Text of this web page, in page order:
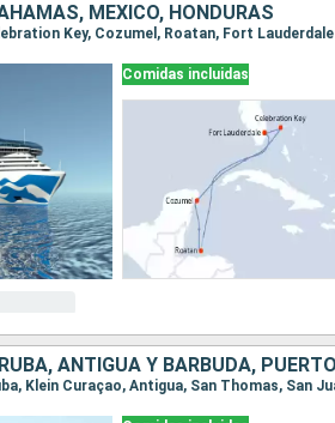
MÉXICO, HONDURAS
Key, Cozumel, Roatan, Fort Lauderdale
Comidas incluidas
ANTIGUA Y BARBUDA,
Klein Curaçao, Antigua, San Thomas, San